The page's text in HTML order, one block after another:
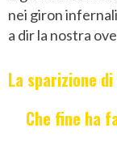
nei giron
a dir la nostra
La sparizione
Che fine ha